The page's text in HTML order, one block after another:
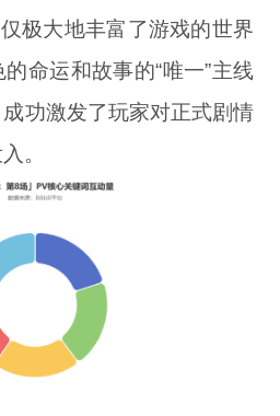
极大地丰富了游戏的世界
命运和故事的“唯一”主线
功激发了玩家对正式剧情
。